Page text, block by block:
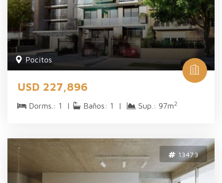
Pocitos
USD 227,896
Dorms.: 1 | Baños: 1 | Sup.: 97m2
13473